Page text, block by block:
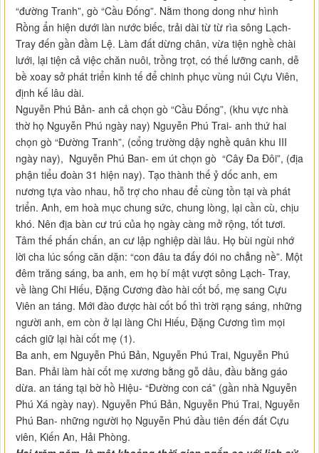
“đường Tranh”, gò “Cầu Đống”. Nằm thong dong như hình
Rồng ẩn hiện dưới làn nước biếc, trải dài từ từ rìa sông Lạch-
Tray đến gần đầm Lệ. Làm đất dừng chân, vừa tiện nghề chài
lưới, lại tiện cả việc chăn nuôi, trồng trọt, có thế lưỡng canh, dễ
bề xoay sở phát triển kinh tế để chinh phục vùng núi Cựu Viên,
định kế lâu dài.
Nguyễn Phú Bản- anh cả chọn gò “Cầu Đống”, (khu vực nhà
thờ họ Nguyễn Phú ngày nay) Nguyễn Phú Trai- anh thứ hai
chọn gò “Đường Tranh”, (cổng trường dậy nghề quân khu III
ngày nay), Nguyễn Phú Ban- em út chọn gò “Cây Đa Đôi”, (địa
phận tiểu đoàn 31 hiện nay). Tạo thành thế ỷ dốc anh, em
nương tựa vào nhau, hỗ trợ cho nhau để cùng tồn tại và phát
triển. Anh, em hoà mục chung sức, chung lòng, lại cần cù, chịu
khó. Nên địa bàn cư trú của họ ngày càng mở rộng, tốt tươi.
Tâm thế phấn chấn, an cư lập nghiệp dài lâu. Họ bùi ngùi nhớ
lời cha lúc sống căn dặn: “con đâu ta đấy đói no chẳng nề”. Một
đêm trăng sáng, ba anh, em họ bí mật vượt sông Lạch- Tray,
về làng Chi Hiếu, Đặng Cương đào hài cốt bố, mẹ sang Cựu
Viên an táng. Mới đào được hài cốt bố thì trời rạng sáng, những
người anh, em còn ở lại làng Chi Hiếu, Đặng Cương tìm mọi
cách giữ lại hài cốt mẹ (1).
Ba anh, em Nguyễn Phú Bản, Nguyễn Phú Trai, Nguyễn Phú
Ban. Phải làm hài cốt mẹ xương bằng gỗ dâu, đầu bằng gáo
dừa. an táng tại bờ hồ Hiệu- “Đường con cá” (gần nhà Nguyễn
Phú Xá ngày nay). Nguyễn Phú Bản, Nguyễn Phú Trai, Nguyễn
Phú Ban- những người họ Nguyễn Phú đầu tiên đến đất Cựu
viên, Kiến An, Hải Phòng.